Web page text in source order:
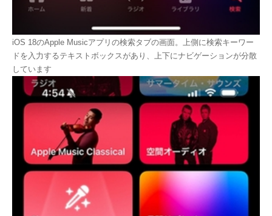
iOS 18のApple Musicアプリの検索タブの画面。上側に検索キーワー
ドを入力するテキストボックスがあり、上下にナビゲーションが分散
しています